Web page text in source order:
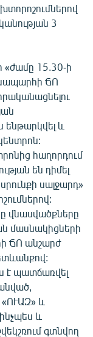
3
«ժամը 15.30-ի
ՃՈ
ենթարկվել և
հաղորդում
են դիմել
սալջարդ»
վնասվածքները
մասնակիցների
ՃՈ անշարժ
է պատճառվել
և
և
գտնվող